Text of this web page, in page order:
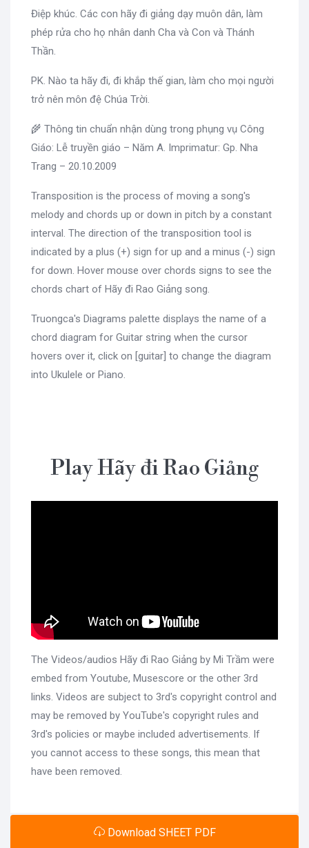
Điệp khúc. Các con hãy đi giảng dạy muôn dân, làm
phép rửa cho họ nhân danh Cha và Con và Thánh
Thần.
PK. Nào ta hãy đi, đi khắp thế gian, làm cho mọi người
trở nên môn đệ Chúa Trời.
🌾 Thông tin chuẩn nhận dùng trong phụng vụ Công
Giáo: Lễ truyền giáo – Năm A. Imprimatur: Gp. Nha
Trang – 20.10.2009
Transposition is the process of moving a song's
melody and chords up or down in pitch by a constant
interval. The direction of the transposition tool is
indicated by a plus (+) sign for up and a minus (-) sign
for down. Hover mouse over chords signs to see the
chords chart of Hãy đi Rao Giảng song.
Truongca's Diagrams palette displays the name of a
chord diagram for Guitar string when the cursor
hovers over it, click on [guitar] to change the diagram
into Ukulele or Piano.
Play Hãy đi Rao Giảng
The Videos/audios Hãy đi Rao Giảng by Mi Trầm were
embed from Youtube, Musescore or the other 3rd
links. Videos are subject to 3rd's copyright control and
may be removed by YouTube's copyright rules and
3rd's policies or maybe included advertisements. If
you cannot access to these songs, this mean that
have been removed.
Download SHEET PDF